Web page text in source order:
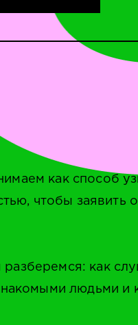
как способ
чтобы заявить
как
людьми и